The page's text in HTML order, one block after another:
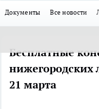
Документы Все новости
Бесплатные
нижегородских
21 марта